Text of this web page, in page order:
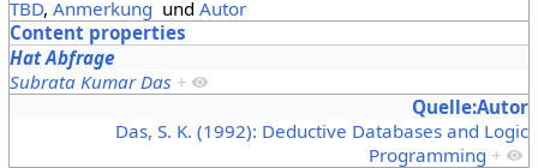
TBD, Anmerkung und Autor
Content properties
Hat Abfrage
Subrata Kumar Das +
Quelle:Autor
Das, S. K. (1992): Deductive Databases and Logic
Programming +